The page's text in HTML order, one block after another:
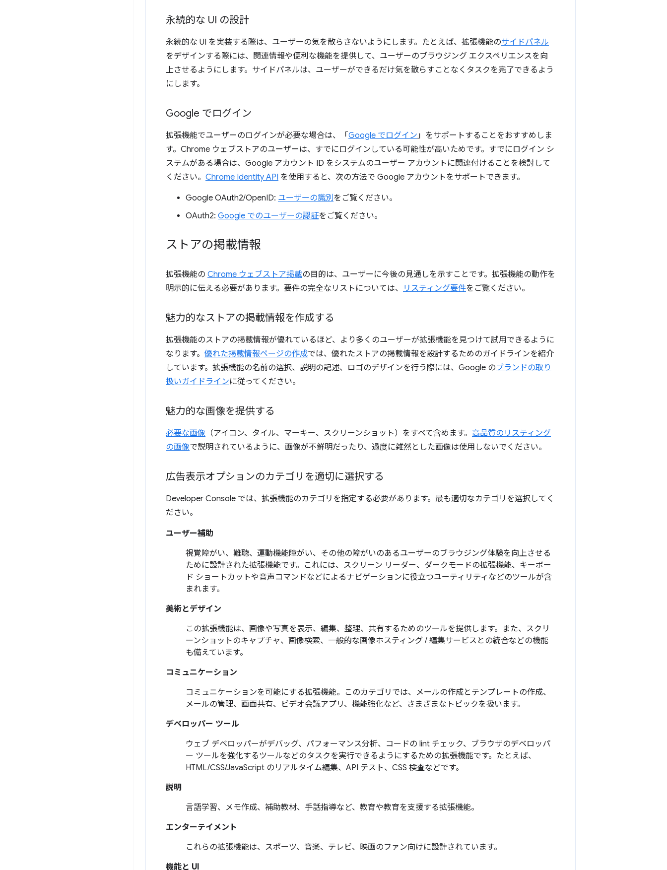
永続的な UI の設計
永続的な UI を実装する際は、ユーザーの気を散らさないようにします。たとえば、拡張機能のサイドパネル
をデザインする際には、関連情報や便利な機能を提供して、ユーザーのブラウジング エクスペリエンスを向
上させるようにします。サイドパネルは、ユーザーができるだけ気を散らすことなくタスクを完了できるよう
にします。
Google でログイン
拡張機能でユーザーのログインが必要な場合は、「 Google でログイン」をサポートすることをおすすめしま
す。Chrome ウェブストアのユーザーは、すでにログインしている可能性が高いためです。すでにログイン シ
ステムがある場合は、Google アカウント ID をシステムのユーザー アカウントに関連付けることを検討して
ください。 Chrome Identity API を使用すると、次の方法で Google アカウントをサポートできます。
Google OAuth2/OpenID: ユーザーの識別をご覧ください。
OAuth2: Google でのユーザーの認証をご覧ください。
ストアの掲載情報
拡張機能の Chrome ウェブストア掲載の目的は、ユーザーに今後の見通しを示すことです。拡張機能の動作を
明示的に伝える必要があります。要件の完全なリストについては、
リスティング要件をご覧ください。
魅力的なストアの掲載情報を作成する
拡張機能のストアの掲載情報が優れているほど、より多くのユーザーが拡張機能を見つけて試用できるように
なります。 優れた掲載情報ページの作成では、優れたストアの掲載情報を設計するためのガイドラインを紹介
しています。拡張機能の名前の選択、説明の記述、ロゴのデザインを行う際には、Google のブランドの取り
扱いガイドラインに従ってください。
魅力的な画像を提供する
必要な画像 （アイコン、タイル、マーキー、スクリーンショット）をすべて含めます。 高品質のリスティング
の画像で説明されているように、画像が不鮮明だったり、過度に雑然とした画像は使用しないでください。
広告表示オプションのカテゴリを適切に選択する
Developer Console では、拡張機能のカテゴリを指定する必要があります。最も適切なカテゴリを選択してく
ださい。
ユーザー補助
視覚障がい、難聴、運動機能障がい、その他の障がいのあるユーザーのブラウジング体験を向上させる
ために設計された拡張機能です。これには、スクリーン リーダー、ダークモードの拡張機能、キーボー
ド ショートカットや音声コマンドなどによるナビゲーションに役立つユーティリティなどのツールが含
まれます。
美術とデザイン
この拡張機能は、画像や写真を表示、編集、整理、共有するためのツールを提供します。また、スクリ
ーンショットのキャプチャ、画像検索、一般的な画像ホスティング / 編集サービスとの統合などの機能
も備えています。
コミュニケーション
コミュニケーションを可能にする拡張機能。このカテゴリでは、メールの作成とテンプレートの作成、
メールの管理、画面共有、ビデオ会議アプリ、機能強化など、さまざまなトピックを扱います。
デベロッパー ツール
ウェブ デベロッパーがデバッグ、パフォーマンス分析、コードの lint チェック、ブラウザのデベロッパ
ー ツールを強化するツールなどのタスクを実行できるようにするための拡張機能です。たとえば、
HTML/CSS/JavaScript のリアルタイム編集、API テスト、CSS 検査などです。
説明
言語学習、メモ作成、補助教材、手話指導など、教育や教育を支援する拡張機能。
エンターテイメント
これらの拡張機能は、スポーツ、音楽、テレビ、映画のファン向けに設計されています。
機能と UI